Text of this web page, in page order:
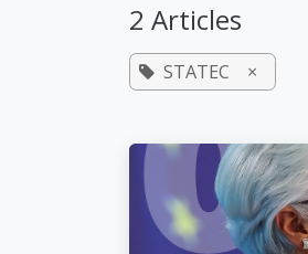
2 Articles
STATEC ×